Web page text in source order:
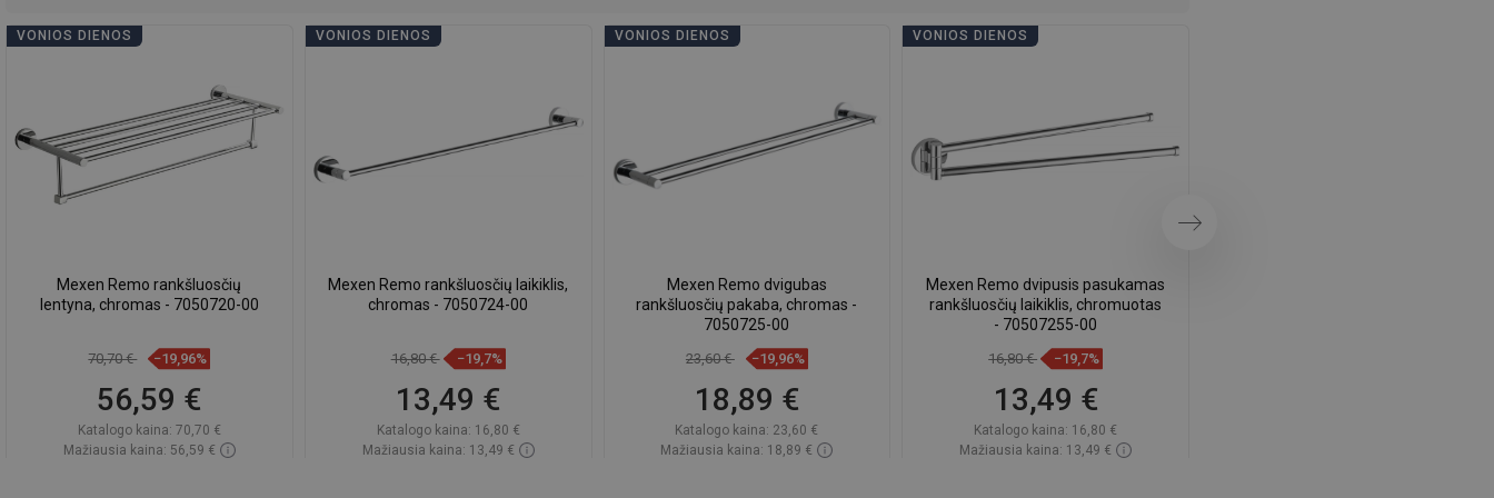
VONIOS DIENOS
Mexen Remo rankšluosčių
lentyna, chromas - 7050720-00
70,70 € −19,96%
56,59 €
Katalogo kaina: 70,70 €
Mažiausia kaina: 56,59 €
VONIOS DIENOS
Mexen Remo rankšluosčių laikiklis,
chromas - 7050724-00
16,80 € −19,7%
13,49 €
Katalogo kaina: 16,80 €
Mažiausia kaina: 13,49 €
VONIOS DIENOS
Mexen Remo dvigubas
rankšluosčių pakaba, chromas -
7050725-00
23,60 € −19,96%
18,89 €
Katalogo kaina: 23,60 €
Mažiausia kaina: 18,89 €
VONIOS DIENOS
Mexen Remo dvipusis pasukamas
rankšluosčių laikiklis, chromuotas
- 70507255-00
16,80 € −19,7%
13,49 €
Katalogo kaina: 16,80 €
Mažiausia kaina: 13,49 €
Tęsti
PORTUGUESE